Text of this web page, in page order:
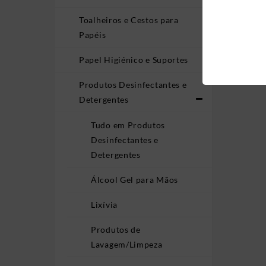
Toalheiros e Cestos para
Papéis
Papel Higiénico e Suportes
Produtos Desinfectantes e
Detergentes
Tudo em Produtos
Desinfectantes e
Detergentes
Álcool Gel para Mãos
Lixívia
Produtos de
Lavagem/Limpeza